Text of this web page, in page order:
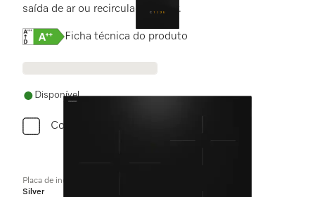
saída de ar ou recirculação de ar.
Online Label Flag, Etiqueta energética
Ficha técnica do produto
Disponível
Comparar
Placa de indução independente do forno
Silver